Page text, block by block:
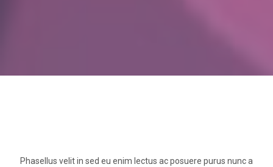
Phasellus velit in sed eu enim lectus ac posuere purus nunc a